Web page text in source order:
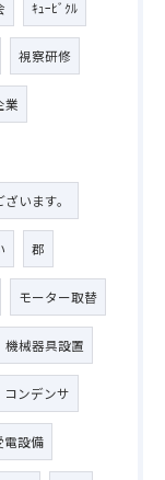
ｷｭｰﾋﾞｸﾙ
視察研修
業
います。
郡
モーター取替
機械器具設置
コンデンサ
電設備